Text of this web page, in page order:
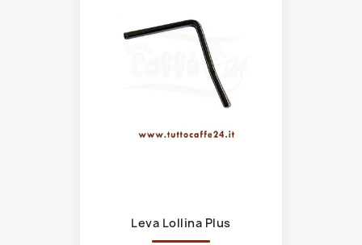
Leva Lollina Plus